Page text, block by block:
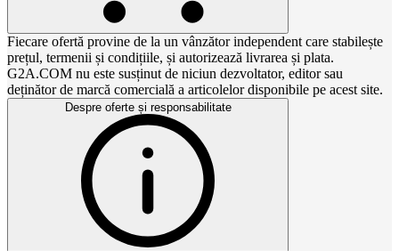
Fiecare ofertă provine de la un vânzător independent care stabilește
prețul, termenii și condițiile, și autorizează livrarea și plata.
G2A.COM nu este susținut de niciun dezvoltator, editor sau
deținător de marcă comercială a articolelor disponibile pe acest site.
Despre oferte și responsabilitate